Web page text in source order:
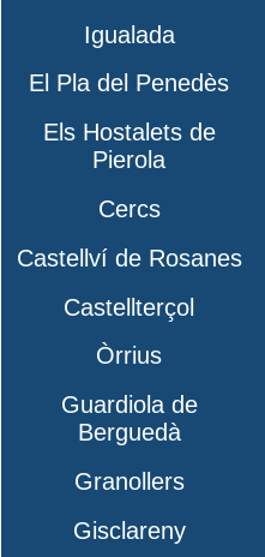
Igualada
El Pla del Penedès
Els Hostalets de
Pierola
Cercs
Castellví de Rosanes
Castellterçol
Òrrius
Guardiola de
Berguedà
Granollers
Gisclareny